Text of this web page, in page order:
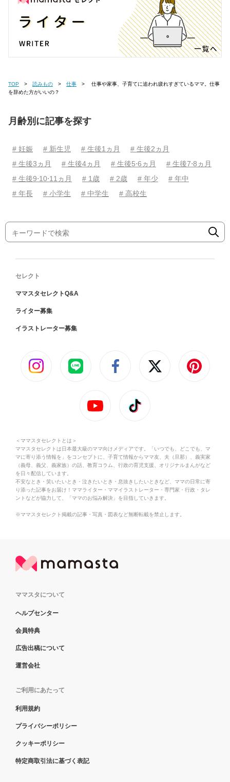
TOP 読みもの 仕事
を辞めた方がいいの？
月齢別に記事を探す
# 妊娠 # 新生児 # 生後1ヵ月
# 生後2ヵ月
# 生後3ヵ月
# 生後4ヵ月 # 生後5⋅6ヵ月
# 生後7⋅8ヵ月
# 生後9⋅10⋅11ヵ月
# 1歳 # 2歳 # 年少
# 年中
# 年長
# 小学生 # 中学生 # 高校生
セレクト
ママスタセレクトQ&A
ライター募集
イラストレーター募集
＜ママスタセレクトとは＞
ママスタセレクトは日本最大級のママ向けメディアです。「いつでも、どこでも、マ
マに寄り添う情報を」をコンセプトに、子育て情報からママ友、夫（旦那）、義実家
（義母、義父、義家族）の話、教育コラム、行政の育児支援、オリジナルまんがなど
を日々配信しています。
不安なとき・笑いたいとき・泣きたいとき・息抜きしたいときなど、ママの日常に寄
り添った記事をお届け！ママライター・ママイラストレーター・専門家・行政・タレ
ントなどが協力して、「ママのお悩み解決」を目指していきます。
※ママスタセレクト掲載の記事・写真・図表など無断転載を禁止します。
ママスタについて
ヘルプセンター
会員特典
広告出稿について
運営会社
ご利用にあたって
利用規約
プライバシーポリシー
クッキーポリシー
特定商取引法に基づく表記